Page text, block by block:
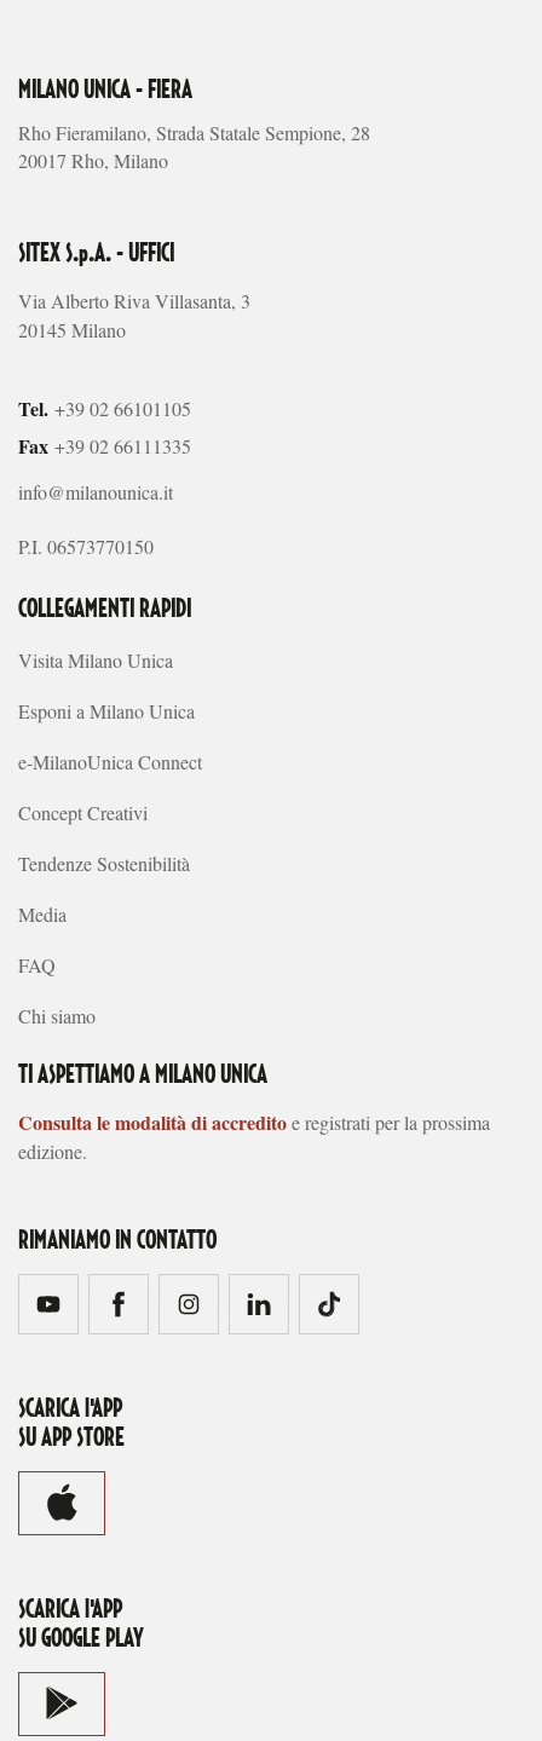
MILANO UNICA - FIERA
Rho Fieramilano, Strada Statale Sempione, 28
20017 Rho, Milano
SITEX S.p.A. - UFFICI
Via Alberto Riva Villasanta, 3
20145 Milano
Tel. +39 02 66101105
Fax +39 02 66111335
info@milanounica.it
P.I. 06573770150
COLLEGAMENTI RAPIDI
Visita Milano Unica
Esponi a Milano Unica
e-MilanoUnica Connect
Concept Creativi
Tendenze Sostenibilità
Media
FAQ
Chi siamo
TI ASPETTIAMO A MILANO UNICA
Consulta le modalità di accreditoe registrati per la prossima
edizione.
RIMANIAMO IN CONTATTO
SCARICA l'APP
SU APP STORE
SCARICA l'APP
SU GOOGLE PLAY